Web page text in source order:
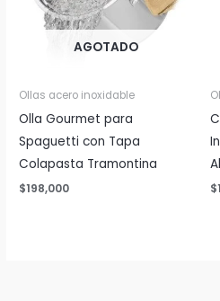
AGOTADO
Ollas acero inoxidable
Olla Gourmet para
Spaguetti con Tapa
Colapasta Tramontina
$198,000 $